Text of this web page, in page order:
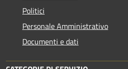
Politici
Personale Amministrativo
Documenti e dati